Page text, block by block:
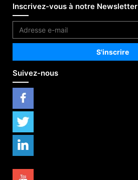
Inscrivez-vous à notre Newsletter
Suivez-nous